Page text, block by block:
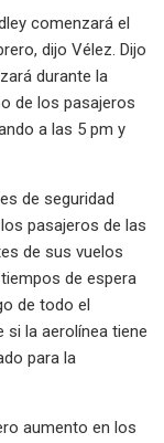
comenzará el
dijo Vélez. Dijo
durante la
de los pasajeros
a las 5 pm y
de seguridad
pasajeros de las
de sus vuelos
de espera
de todo el
la aerolínea tiene
para la
aumento en los